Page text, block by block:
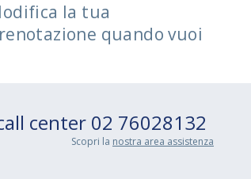
la tua
quando vuoi
center 02 76028132
Scopri la nostra area assistenza